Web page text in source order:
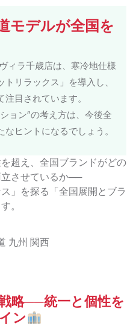
モデルが全国を
ィラ千歳店は、寒冷地仕様
リラックス」を導入し、
目されています。
ョン”の考え方は、今後全
ヒントになるでしょう。
超え、全国ブランドがどの
させているか──
」を探る「全国展開とブラ
。
略──統一と個性を
ン